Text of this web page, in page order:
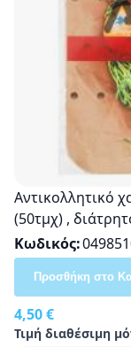
Αντικολλητικό
(50τμχ) ,
Κωδικός
4,50 €
Τιμή διαθέσιμη
Προσθήκη στο